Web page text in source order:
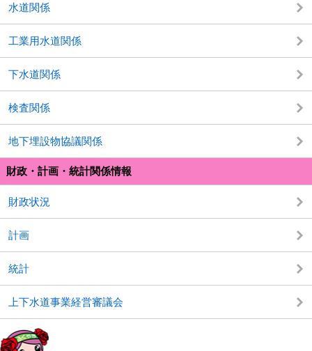
水道関係
工業用水道関係
下水道関係
検査関係
地下埋設物協議関係
財政・計画・統計関係情報
財政状況
計画
統計
上下水道事業経営審議会